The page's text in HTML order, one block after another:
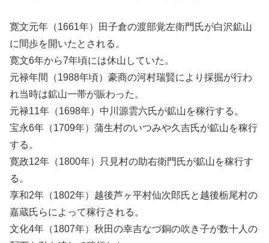
寛文元年（1661年）田子倉の渡部覚左衛門氏が白沢鉱山
に間歩を開いたとされる。
寛文6年から7年頃には休山していた。
元禄年間（1988年頃）豪商の河村瑞賢により採掘が行わ
れ当時は鉱山一帯が賑わった。
元禄11年（1698年）中川源雲六氏が鉱山を稼行する。
宝永6年（1709年）蒲生村のいつみや久吉氏が鉱山を稼行
する。
寛政12年（1800年）只見村の助右衛門氏が鉱山を稼行す
る。
享和2年（1802年）越後芦ヶ平村仙次郎氏と越後栃尾村の
嘉蔵氏らによって稼行される。
文化4年（1807年）秋田の幸吉なづ銅の吹き子が数十人の